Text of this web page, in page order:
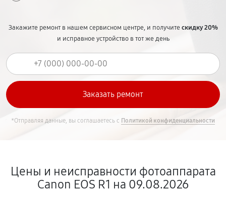
Закажите ремонт в нашем сервисном центре, и получитескидку 20%
и исправное устройство в тот же день
*Отправляя данные, вы соглашаетесь с Политикой конфиденциальности
Цены и неисправности фотоаппарата
Canon EOS R1 на 09.08.2026